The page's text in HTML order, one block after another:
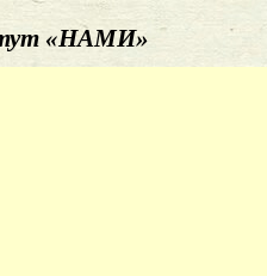
«НАМИ»